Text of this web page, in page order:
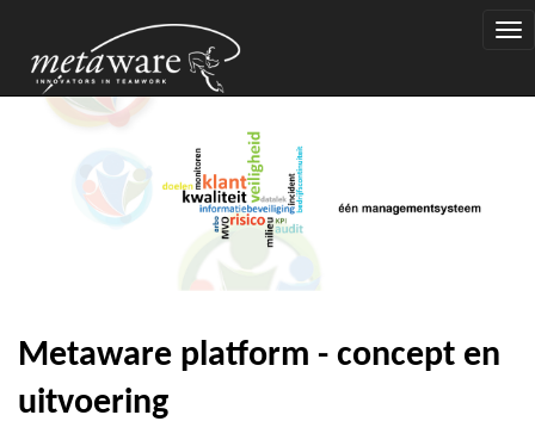
Metaware platform - concept en
uitvoering